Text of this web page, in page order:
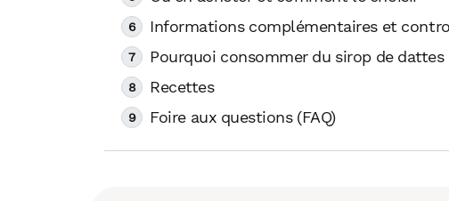
Informations complémentaires et
Pourquoi consommer du sirop de
Recettes
Foire aux questions (FAQ)